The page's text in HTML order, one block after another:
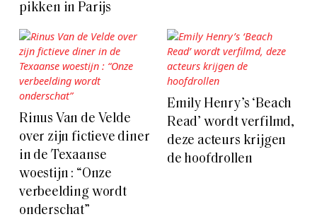
pikken in Parijs
Rinus Van de Velde
over zijn fictieve diner
in de Texaanse
woestijn : “Onze
verbeelding wordt
onderschat”
Emily Henry’s ‘Beach
Read’ wordt verfilmd,
deze acteurs krijgen
de hoofdrollen